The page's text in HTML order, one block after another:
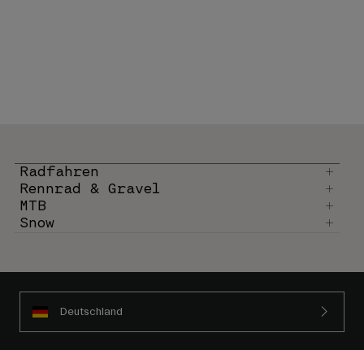
Radfahren
Rennrad & Gravel
MTB
Snow
Deutschland